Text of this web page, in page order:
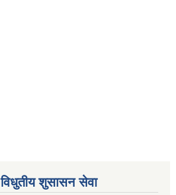
विधुतीय शुसासन सेवा